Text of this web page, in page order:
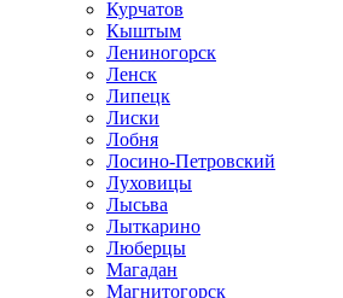
Курчатов
Кыштым
Лениногорск
Ленск
Липецк
Лиски
Лобня
Лосино-Петровский
Луховицы
Лысьва
Лыткарино
Люберцы
Магадан
Магнитогорск